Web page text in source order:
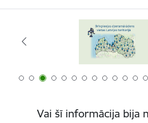
Vai šī informācija bija